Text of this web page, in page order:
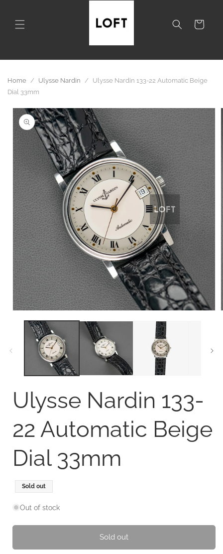
Cart
Home / Ulysse Nardin /
Ulysse Nardin 133-22 Automatic Beige
Dial 33mm
Skip to
product
information
media
Ulysse Nardin 133-
22 Automatic Beige
Dial 33mm
Regular
Sold out
Out of stock
Sold out